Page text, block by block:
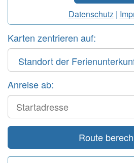
Datenschutz|
Karten zentrieren auf:
Anreise ab:
Start
Route